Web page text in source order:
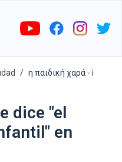
η παιδική χαρά - i
dice "el
en